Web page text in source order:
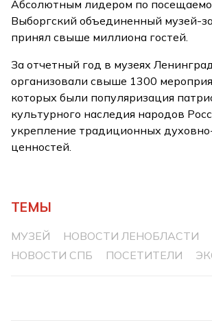
Абсолютным лидером по
Выборгский объединенный музей-
принял свыше миллиона гостей.
За отчетный год в музеях
организовали свыше 1300
которых были популяризация
культурного наследия народов
укрепление традиционных
ценностей.
ТЕМЫ
МУЗЕЙ
НОВОСТИ ЛЕНОБЛАСТИ
НОВОСТИ СПБ
ПОСЕТИТЕЛИ